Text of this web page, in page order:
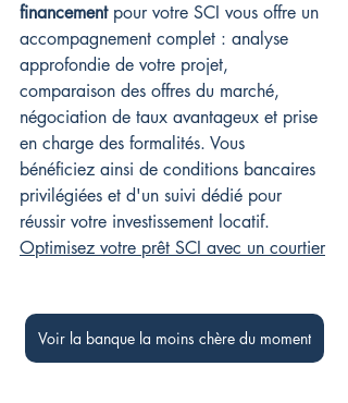
financement pour votre SCI vous offre un
accompagnement complet : analyse
approfondie de votre projet,
comparaison des offres du marché,
négociation de taux avantageux et prise
en charge des formalités. Vous
bénéficiez ainsi de conditions bancaires
privilégiées et d'un suivi dédié pour
réussir votre investissement locatif.
Optimisez votre prêt SCI avec un courtier
Voir la banque la moins chère du moment